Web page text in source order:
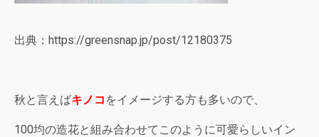
出典：https://greensnap.jp/post/12180375
秋と言えばキノコ をイメージする方も多いので、
100均の造花と組み合わせてこのように可愛らしいイン